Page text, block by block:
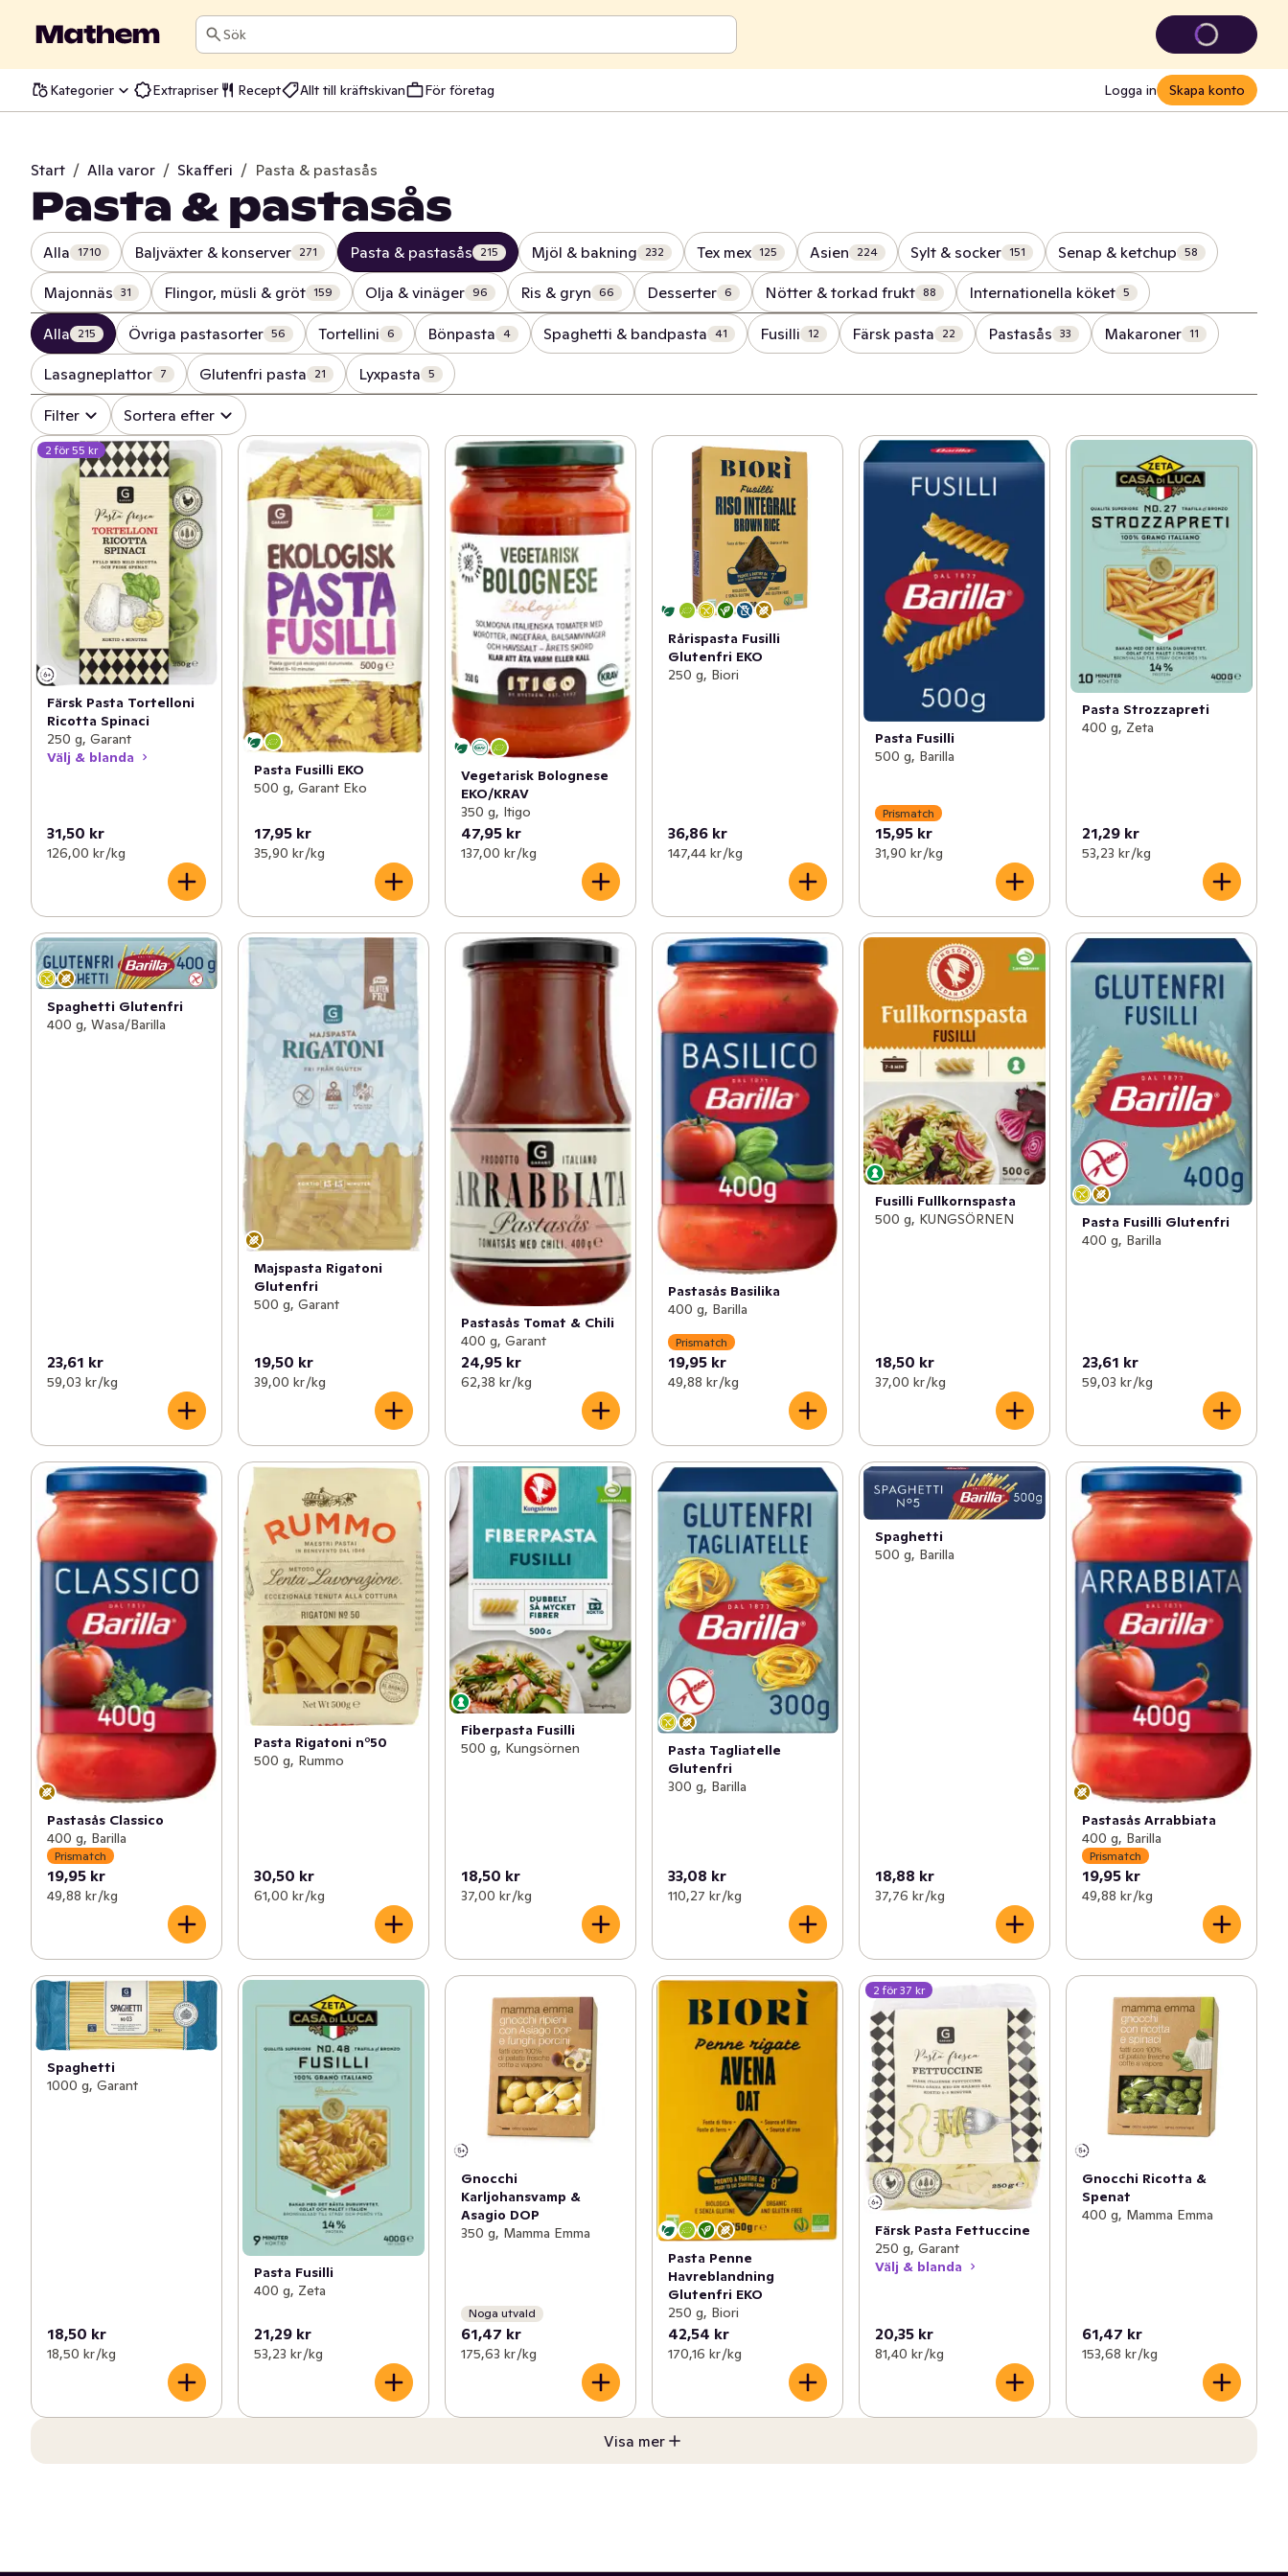
Sök
Kategorier Extrapriser Recept Allt till kräftskivan För företag Logga in Skapa konto
Start / Alla varor / Skafferi / Pasta & pastasås
Pasta & pastasås
Alla 1710 Baljväxter & konserver 271 Pasta & pastasås 215 Mjöl & bakning 232 Tex mex 125 Asien 224 Sylt & socker 151 Senap & ketchup 58
Majonnäs 31 Flingor, müsli & gröt 159 Olja & vinäger 96 Ris & gryn 66 Desserter 6 Nötter & torkad frukt 88 Internationella köket 5
Alla 215 Övriga pastasorter 56 Tortellini 6 Bönpasta 4 Spaghetti & bandpasta 41 Fusilli 12 Färsk pasta 22 Pastasås 33 Makaroner 11
Lasagneplattor 7 Glutenfri pasta 21 Lyxpasta 5
Filter Sortera efter
2 för 55 kr
Färsk Pasta Tortelloni
Ricotta Spinaci
250 g, Garant
Välj & blanda
31,50 kr
126,00 kr /kg
Pasta Fusilli EKO
500 g, Garant Eko
17,95 kr
35,90 kr /kg
Vegetarisk Bolognese
EKO/KRAV
350 g, Itigo
47,95 kr
137,00 kr /kg
Rårispasta Fusilli
Glutenfri EKO
250 g, Biori
36,86 kr
147,44 kr /kg
Pasta Fusilli
500 g, Barilla
Prismatch
15,95 kr
31,90 kr /kg
Pasta Strozzapreti
400 g, Zeta
21,29 kr
53,23 kr /kg
Spaghetti Glutenfri
400 g, Wasa/Barilla
23,61 kr
59,03 kr /kg
Majspasta Rigatoni
Glutenfri
500 g, Garant
19,50 kr
39,00 kr /kg
Pastasås Tomat & Chili
400 g, Garant
24,95 kr
62,38 kr /kg
Pastasås Basilika
400 g, Barilla
Prismatch
19,95 kr
49,88 kr /kg
Fusilli Fullkornspasta
500 g, KUNGSÖRNEN
18,50 kr
37,00 kr /kg
Pasta Fusilli Glutenfri
400 g, Barilla
23,61 kr
59,03 kr /kg
Pastasås Classico
400 g, Barilla
Prismatch
19,95 kr
49,88 kr /kg
Pasta Rigatoni n°50
500 g, Rummo
30,50 kr
61,00 kr /kg
Fiberpasta Fusilli
500 g, Kungsörnen
18,50 kr
37,00 kr /kg
Pasta Tagliatelle
Glutenfri
300 g, Barilla
33,08 kr
110,27 kr /kg
Spaghetti
500 g, Barilla
18,88 kr
37,76 kr /kg
Pastasås Arrabbiata
400 g, Barilla
Prismatch
19,95 kr
49,88 kr /kg
Spaghetti
1000 g, Garant
18,50 kr
18,50 kr /kg
Pasta Fusilli
400 g, Zeta
21,29 kr
53,23 kr /kg
Gnocchi
Karljohansvamp &
Asagio DOP
350 g, Mamma Emma
Noga utvald
61,47 kr
175,63 kr /kg
Pasta Penne
Havreblandning
Glutenfri EKO
250 g, Biori
42,54 kr
170,16 kr /kg
2 för 37 kr
Färsk Pasta Fettuccine
250 g, Garant
Välj & blanda
20,35 kr
81,40 kr /kg
Gnocchi Ricotta &
Spenat
400 g, Mamma Emma
61,47 kr
153,68 kr /kg
Visa mer